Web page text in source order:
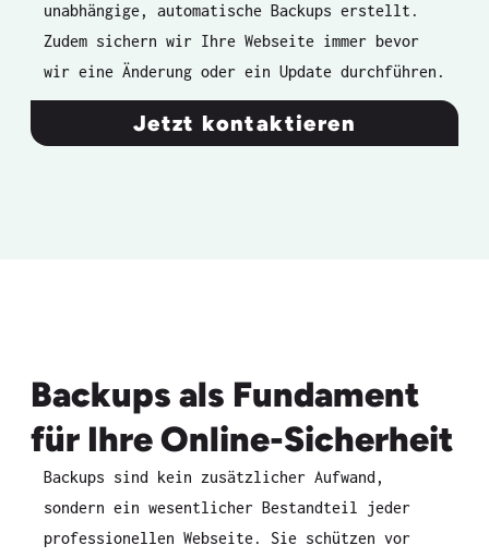
unabhängige, automatische Backups erstellt.
Zudem sichern wir Ihre Webseite immer bevor
wir eine Änderung oder ein Update durchführen.
Jetzt kontaktieren
Backups als Fundament
für Ihre Online-Sicherheit
Backups sind kein zusätzlicher Aufwand,
sondern ein wesentlicher Bestandteil jeder
professionellen Webseite. Sie schützen vor